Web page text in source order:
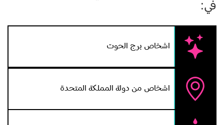
في:
اشخاص برج الحوت
اشخاص من دولة المملكة المتحدة